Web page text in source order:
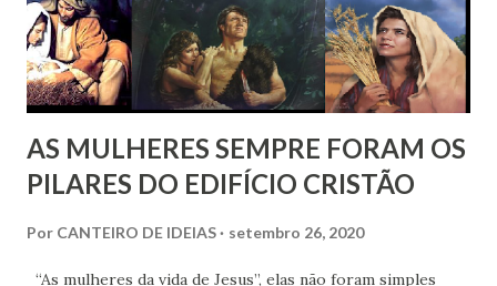
AS MULHERES SEMPRE FORAM OS
PILARES DO EDIFÍCIO CRISTÃO
Por CANTEIRO DE IDEIAS setembro 26, 2020
“As mulheres da vida de Jesus”, elas não foram simples